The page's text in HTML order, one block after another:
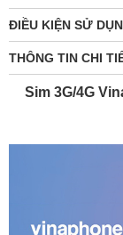
ĐIỀU KIỆN SỬ
THÔNG TIN CHI
Sim 3G/4G